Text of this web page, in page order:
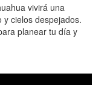
vivirá una
cielos despejados.
planear tu día y